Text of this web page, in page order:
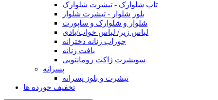
تاپ شلوارک - تیشرت شلوارک
بلوز شلوار - تیشرت شلوار
شلوار و شلوارک و ساپورت
لباس زیر/ لباس خواب/بادی
جوراب زنانه دخترانه
بافت زنانه
سویشرت ژاکت رومانتویی
پسرانه
تیشرت و بلوز پسرانه
تخفیف خورده ها